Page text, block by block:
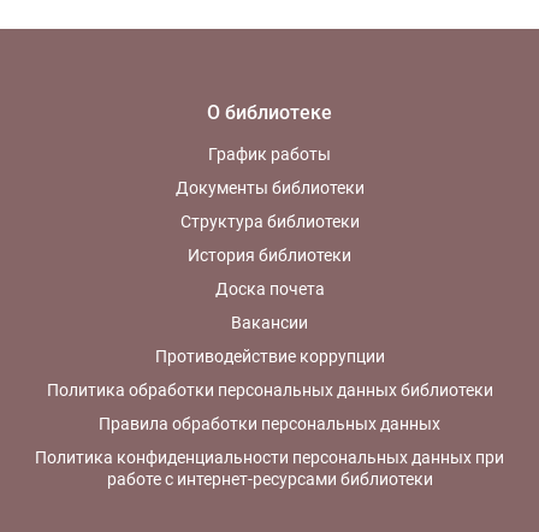
О библиотеке
График работы
Документы библиотеки
Структура библиотеки
История библиотеки
Доска почета
Вакансии
Противодействие коррупции
Политика обработки персональных данных библиотеки
Правила обработки персональных данных
Политика конфиденциальности персональных данных при
работе с интернет-ресурсами библиотеки